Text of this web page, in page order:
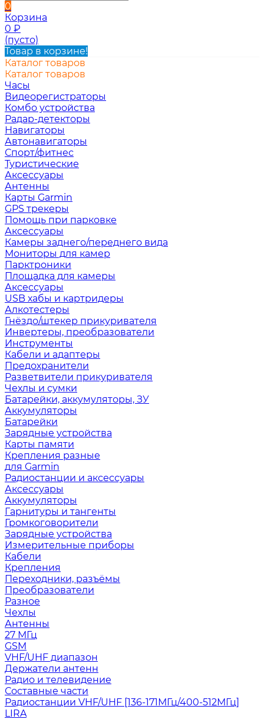
0
Корзина
0 ₽
(пусто)
Товар в корзине!
Каталог товаров
Каталог товаров
Часы
Видеорегистраторы
Комбо устройства
Радар-детекторы
Навигаторы
Автонавигаторы
Спорт/фитнес
Туристические
Аксессуары
Антенны
Карты Garmin
GPS трекеры
Помощь при парковке
Аксессуары
Камеры заднего/переднего вида
Мониторы для камер
Парктроники
Площадка для камеры
Аксессуары
USB хабы и картридеры
Алкотестеры
Гнёздо/штекер прикуривателя
Инвертеры, преобразователи
Инструменты
Кабели и адаптеры
Предохранители
Разветвители прикуривателя
Чехлы и сумки
Батарейки, аккумуляторы, ЗУ
Аккумуляторы
Батарейки
Зарядные устройства
Карты памяти
Крепления разные
для Garmin
Радиостанции и аксессуары
Аксессуары
Аккумуляторы
Гарнитуры и тангенты
Громкоговорители
Зарядные устройства
Измерительные приборы
Кабели
Крепления
Переходники, разъёмы
Преобразователи
Разное
Чехлы
Антенны
27 МГц
GSM
VHF/UHF диапазон
Держатели антенн
Радио и телевидение
Составные части
Радиостанции VHF/UHF [136-171МГц/400-512МГц]
LIRA